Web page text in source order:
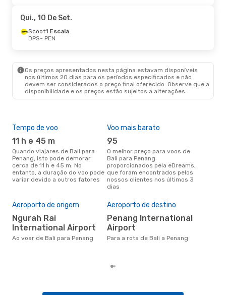
Qui., 10 De Set.
Scoot1 Escala
DPS- PEN
Os preços apresentados nesta página estavam disponíveis
nos últimos 20 dias para os períodos especificados e não
devem ser considerados o preço final oferecido. Observe que a
disponibilidade e os preços estão sujeitos a alterações.
Tempo de voo
11 h e 45 m
Quando viajares de Bali para
Penang, isto pode demorar
cerca de 11 h e 45 m. No
entanto, a duração do voo pode
variar devido a outros fatores
Voo mais barato
95
O melhor preço para voos de
Bali para Penang
proporcionados pela eDreams,
que foram encontrados pelos
nossos clientes nos últimos 3
dias
Aeroporto de origem
Ngurah Rai
International Airport
Ao voar de Bali para Penang
Aeroporto de destino
Penang International
Airport
Para a rota de Bali a Penang